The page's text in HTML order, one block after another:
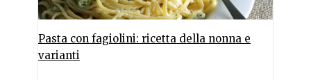
Pasta con fagiolini: ricetta della nonna e
varianti